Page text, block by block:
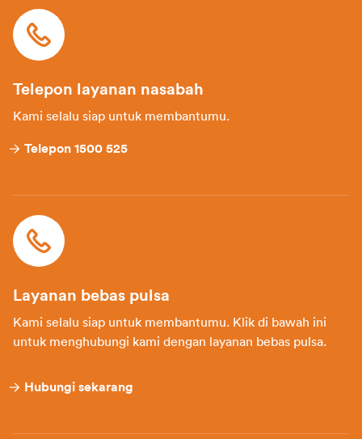
Telepon layanan nasabah
Kami selalu siap untuk membantumu.
Telepon 1500 525
Layanan bebas pulsa
Kami selalu siap untuk membantumu. Klik di bawah ini
untuk menghubungi kami dengan layanan bebas pulsa.
Hubungi sekarang